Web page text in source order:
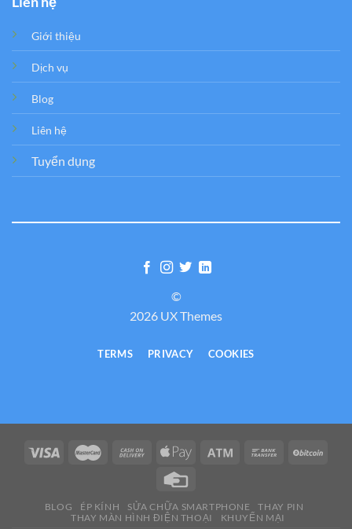
Giới thiệu
Dịch vụ
Blog
Liên hệ
Tuyển dụng
©
2026 UX Themes
TERMS PRIVACY COOKIES
BLOG ÉP KÍNH SỬA CHỮA SMARTPHONE
THAY PIN
THAY MÀN HÌNH ĐIỆN THOẠI
KHUYẾN MẠI